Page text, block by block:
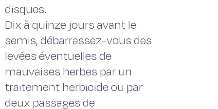
disques.
Dix à quinze jours avant le
semis, débarrassez-vous des
levées éventuelles de
mauvaises herbes par un
traitement herbicide ou par
deux passages de